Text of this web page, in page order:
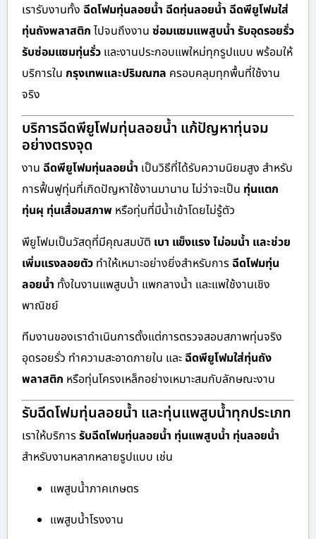
เรารับงานทั้ง ฉีดโฟมทุ่นลอยน้ำ ฉีดทุ่นลอยน้ำ ฉีดพียูโฟมใส่
ทุ่นถังพลาสติก ไปจนถึงงาน ซ่อมแซมแพสูบน้ำ รับอุดรอยรั่ว
รับซ่อมแซมทุ่นรั่ว และงานประกอบแพใหม่ทุกรูปแบบ พร้อมให้
บริการใน กรุงเทพและปริมณฑล ครอบคลุมทุกพื้นที่ใช้งาน
จริง
บริการฉีดพียูโฟมทุ่นลอยน้ำ แก้ปัญหาทุ่นจม
อย่างตรงจุด
งาน ฉีดพียูโฟมทุ่นลอยน้ำ เป็นวิธีที่ได้รับความนิยมสูง สำหรับ
การฟื้นฟูทุ่นที่เกิดปัญหาใช้งานมานาน ไม่ว่าจะเป็น ทุ่นแตก
ทุ่นผุ ทุ่นเสื่อมสภาพ หรือทุ่นที่มีน้ำเข้าโดยไม่รู้ตัว
พียูโฟมเป็นวัสดุที่มีคุณสมบัติ เบา แข็งแรง ไม่อมน้ำ และช่วย
เพิ่มแรงลอยตัว ทำให้เหมาะอย่างยิ่งสำหรับการ ฉีดโฟมทุ่น
ลอยน้ำ ทั้งในงานแพสูบน้ำ แพกลางน้ำ และแพใช้งานเชิง
พาณิชย์
ทีมงานของเราดำเนินการตั้งแต่การตรวจสอบสภาพทุ่นจริง
อุดรอยรั่ว ทำความสะอาดภายใน และ ฉีดพียูโฟมใส่ทุ่นถัง
พลาสติก หรือทุ่นโครงเหล็กอย่างเหมาะสมกับลักษณะงาน
รับฉีดโฟมทุ่นลอยน้ำ และทุ่นแพสูบน้ำทุกประเภท
เราให้บริการรับฉีดโฟมทุ่นลอยน้ำ ทุ่นแพสูบน้ำ ทุ่นลอยน้ำ
สำหรับงานหลากหลายรูปแบบ เช่น
แพสูบน้ำภาคเกษตร
แพสูบน้ำโรงงาน